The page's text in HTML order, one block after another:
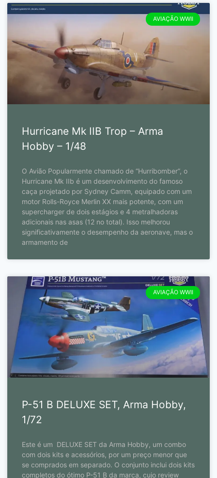
AVIAÇÃO WWII
Hurricane Mk IIB Trop – Arma
Hobby – 1/48
O Avião Popularmente chamado de “Hurribomber”, o
Hurricane Mk IIb é um desenvolvimento do famoso
caça projetado por Sydney Camm, equipado com um
motor Rolls-Royce Merlin XX mais potente, com um
supercharger de dois estágios e 4 metralhadoras
adicionais nas asas (12 no total). Isso melhorou
significativamente o desempenho da aeronave, mas o
armamento de
AVIAÇÃO WWII
P-51 B DELUXE SET, Arma Hobby,
1/72
Este é um DELUXE SET da Arma Hobby, um combo
com dois kits e acessórios, por um preço menor que
se comprados em separado. O conjunto inclui dois kits
completos do ótimo P-51 B da marca, cujo review